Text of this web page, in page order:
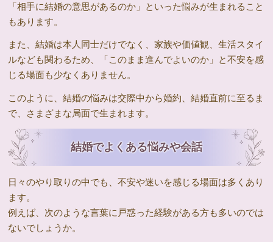
「相手に結婚の意思があるのか」といった悩みが生まれること
もあります。
また、結婚は本人同士だけでなく、家族や価値観、生活スタイ
ルなども関わるため、「このまま進んでよいのか」と不安を感
じる場面も少なくありません。
このように、結婚の悩みは交際中から婚約、結婚直前に至るま
で、さまざまな局面で生まれます。
結婚でよくある悩みや会話
日々のやり取りの中でも、不安や迷いを感じる場面は多くあり
ます。
例えば、次のような言葉に戸惑った経験がある方も多いのでは
ないでしょうか。